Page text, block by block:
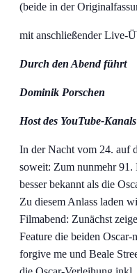
(beide in der
mit anschließender Live-
Durch den Abend führt
Dominik Porschen
Host des YouTube-
In der Nacht vom 24. auf
soweit: Zum nunmehr
besser bekannt als die
Zu diesem Anlass laden
Filmabend: Zunächst
Feature die beiden
forgive me und Beale